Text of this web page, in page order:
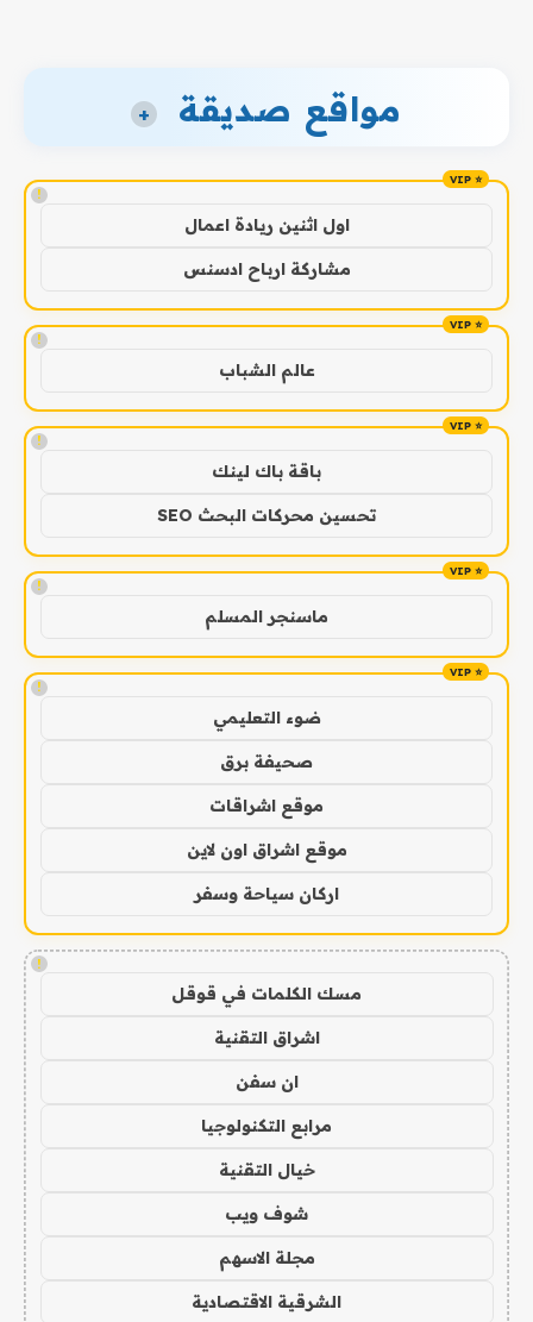
مواقع صديقة +
!
اول اثنين ريادة اعمال
مشاركة ارباح ادسنس
!
عالم الشباب
!
باقة باك لينك
تحسين محركات البحث SEO
!
ماسنجر المسلم
!
ضوء التعليمي
صحيفة برق
موقع اشراقات
موقع اشراق اون لاين
اركان سياحة وسفر
!
مسك الكلمات في قوقل
اشراق التقنية
ان سفن
مرابع التكنولوجيا
خيال التقنية
شوف ويب
مجلة الاسهم
الشرقية الاقتصادية